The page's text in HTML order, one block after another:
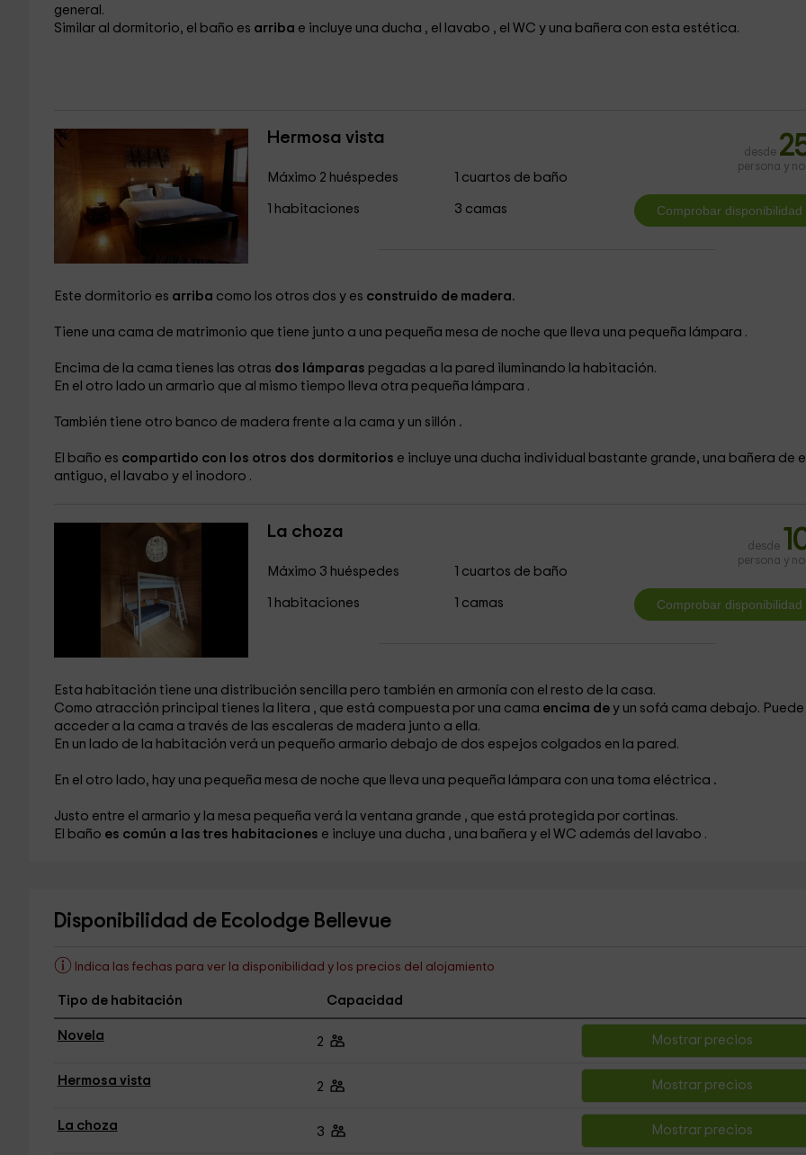
general.
Similar al dormitorio, el baño es arriba e incluye una ducha , el lavabo , el WC y una bañera con esta estética.
Hermosa vista
Máximo 2 huéspedes
1 habitaciones
1 cuartos de baño
3 camas
desde
persona y
Este dormitorio es arriba como los otros dos y es construido de madera.
Tiene una cama de matrimonio que tiene junto a una pequeña mesa de noche que lleva una pequeña lámpara .
Encima de la cama tienes las otras dos lámparas pegadas a la pared iluminando la habitación.
En el otro lado un armario que al mismo tiempo lleva otra pequeña lámpara .
También tiene otro banco de madera frente a la cama y un sillón .
El baño es compartido con los otros dos dormitorios e incluye una ducha individual bastante grande, una bañera de
antiguo, el lavabo y el inodoro .
La choza
Máximo 3 huéspedes
1 habitaciones
1 cuartos de baño
1 camas
desde
persona y
Esta habitación tiene una distribución sencilla pero también en armonía con el resto de la casa.
Como atracción principal tienes la litera , que está compuesta por una cama encima de y un sofá cama debajo. Puede
acceder a la cama a través de las escaleras de madera junto a ella.
En un lado de la habitación verá un pequeño armario debajo de dos espejos colgados en la pared.
En el otro lado, hay una pequeña mesa de noche que lleva una pequeña lámpara con una toma eléctrica .
Justo entre el armario y la mesa pequeña verá la ventana grande , que está protegida por cortinas.
El baño es común a las tres habitaciones e incluye una ducha , una bañera y el WC además del lavabo .
Disponibilidad de Ecolodge Bellevue
Indica las fechas para ver la disponibilidad y los precios del alojamiento
Tipo de habitación Capacidad
Novela 2 Mostrar precios
Hermosa vista 2 Mostrar precios
La choza 3 Mostrar precios